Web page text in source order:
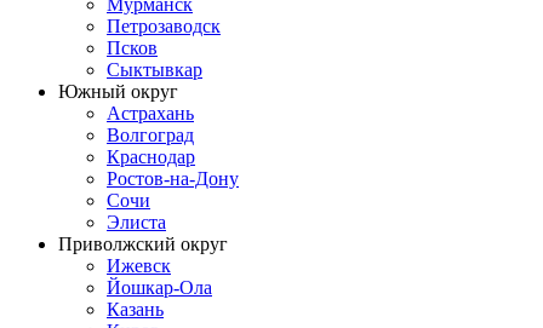
Мурманск
Петрозаводск
Псков
Сыктывкар
Южный округ
Астрахань
Волгоград
Краснодар
Ростов-на-Дону
Сочи
Элиста
Приволжский округ
Ижевск
Йошкар-Ола
Казань